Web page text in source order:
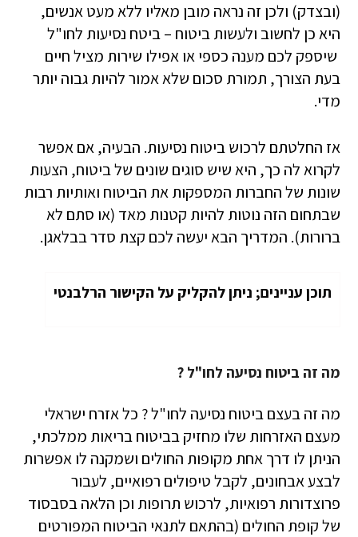
(ובצדק) ולכן זה נראה מובן מאליו ללא מעט אנשים,
היא כן לחשוב ולעשות ביטוח – ביטח נסיעות לחו"ל
שיספק לכם מענה כספי או אפילו שירות מציל חיים
בעת הצורך, תמורת סכום שלא אמור להיות גבוה יותר
מדי.
אז החלטתם לרכוש ביטוח נסיעות. הבעיה, אם אפשר
לקרוא לה כך, היא שיש סוגים שונים של ביטוח, הצעות
שונות של החברות המספקות את הביטוח ואותיות רבות
שבתחום הזה נוטות להיות קטנות מאד (או סתם לא
ברורות). המדריך הבא יעשה לכם קצת סדר בבלאגן.
תוכן עניינים; ניתן להקליק על הקישור הרלבנטי
מה זה ביטוח נסיעה לחו"ל ?
מה זה בעצם ביטוח נסיעה לחו"ל ? כל אזרח ישראלי
מעצם האזרחות שלו מחזיק בביטוח בריאות ממלכתי,
הניתן לו דרך אחת מקופות החולים ושמקנה לו אפשרות
לבצע אבחונים, לקבל טיפולים רפואיים, לעבור
פרוצדורות רפואיות, לרכוש תרופות וכן הלאה בסבסוד
של קופת החולים (בהתאם לתנאי הביטוח המפורטים